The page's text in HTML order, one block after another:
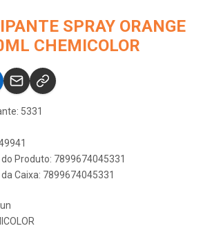
SPRAY ORANGE
CHEMICOLOR
5331
Produto: 7899674045331
Caixa: 7899674045331